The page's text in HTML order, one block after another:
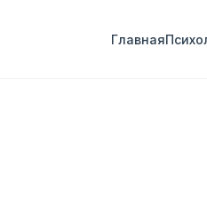
Главная